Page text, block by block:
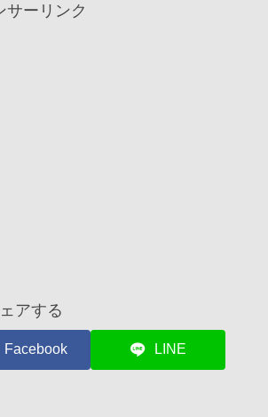
サーリンク
アする
Facebook LINE